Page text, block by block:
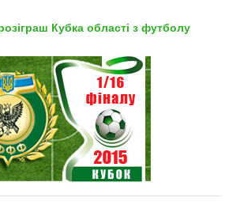
Кубка області з футболу